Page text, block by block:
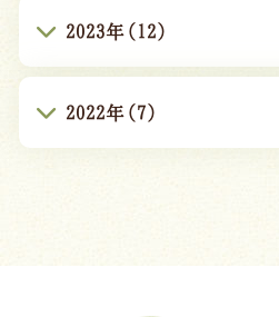
2023年(12)
2022年(7)